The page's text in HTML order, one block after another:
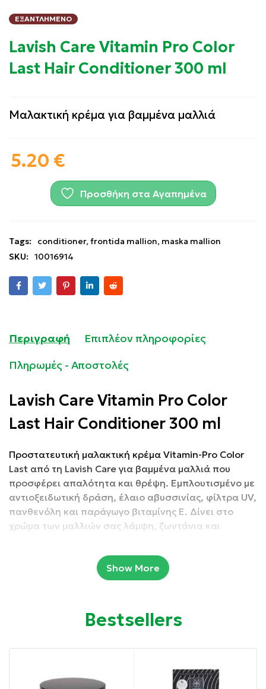
ΕΞΑΝΤΛΗΜΈΝΟ
Lavish Care Vitamin Pro Color
Last Hair Conditioner 300 ml
Μαλακτική κρέμα για βαμμένα μαλλιά
5.20 €
Προσθήκη στα Αγαπημένα
Tags: conditioner, frontida mallion, maska mallion
SKU:
10016914
Περιγραφή
Επιπλέον πληροφορίες
Πληρωμές - Αποστολές
Lavish Care Vitamin Pro Color
Last Hair Conditioner 300 ml
Προστατευτική μαλακτική κρέμα Vitamin-Pro Color
Last από τη Lavish Care για βαμμένα μαλλιά που
προσφέρει απαλότητα και θρέψη. Εμπλουτισμένο με
αντιοξειδωτική δράση, έλαιο αβυσσινίας, φίλτρα UV,
πανθενόλη και παράγωγο βιταμίνης Ε. Δίνει στο
χρώμα των μαλλιών σας λάμψη, ζωντάνια και
Συσκευασία 300ml
βρεγμένα μαλλιά και γαλακτωματοποιήστε.
ξεπλύνετε αμέσως.
Show More
Bestsellers